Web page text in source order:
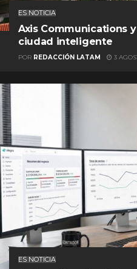
ES NOTICIA
Axis Communications
ciudad inteligente
POR REDACCIÓN LATAM 3
ES NOTICIA